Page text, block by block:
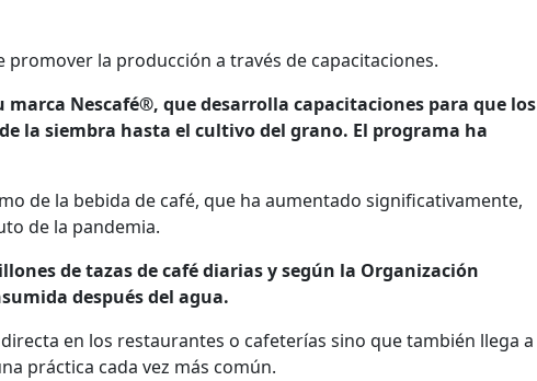
la producción a través de capacitaciones.
marca Nescafé®, que desarrolla capacitaciones para que los
la siembra hasta el cultivo del grano. El programa ha
de la bebida de café, que ha aumentado significativamente,
de la pandemia.
de tazas de café diarias y según la Organización
después del agua.
en los restaurantes o cafeterías sino que también llega a
práctica cada vez más común.